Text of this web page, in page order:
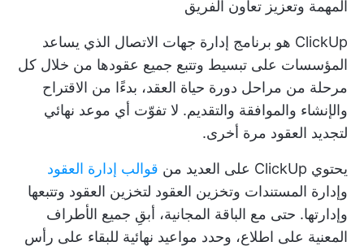
المهمة وتعزيز تعاون الفريق
ClickUp هو برنامج إدارة جهات الاتصال الذي يساعد
المؤسسات على تبسيط وتتبع جميع عقودها من خلال كل
مرحلة من مراحل دورة حياة العقد، بدءًا من الاقتراح
والإنشاء والموافقة والتقديم. لا تفوّت أي موعد نهائي
لتجديد العقود مرة أخرى.
يحتوي ClickUp على العديد من
قوالب إدارة العقود
وإدارة المستندات وتخزين العقود لتخزين العقود وتتبعها
وإدارتها. حتى مع الباقة المجانية، أبقِ جميع الأطراف
المعنية على اطلاع، وحدد مواعيد نهائية للبقاء على رأس